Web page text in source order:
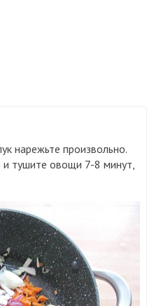
нарежьте произвольно.
тушите овощи 7-8 минут,